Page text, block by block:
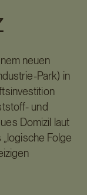
neuen
Park) in
und
Domizil laut
Folge